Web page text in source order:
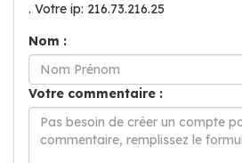
. Votre ip: 216.73.216.25
Nom :
Votre commentaire :